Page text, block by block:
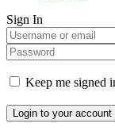
Sign In
Keep me signed